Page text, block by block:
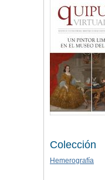
Colección
Hemerografía